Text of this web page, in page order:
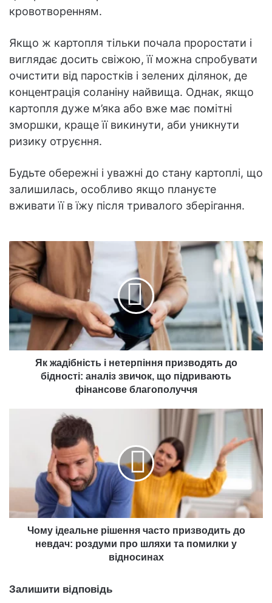
кровотворенням.
Якщо ж картопля тільки почала проростати і
виглядає досить свіжою, її можна спробувати
очистити від паростків і зелених ділянок, де
концентрація соланіну найвища. Однак, якщо
картопля дуже м’яка або вже має помітні
зморшки, краще її викинути, аби уникнути
ризику отруєння.
Будьте обережні і уважні до стану картоплі, що
залишилась, особливо якщо плануєте
вживати її в їжу після тривалого зберігання.
Як
жадібність
і
нетерпіння
призводять
до
бідності:
аналіз
звичок,
підривають
Як жадібність і нетерпіння призводять до
бідності: аналіз звичок, що підривають
фінансове благополуччя
призводить
невдач:
роздуми
про
шляхиЧому ідеальне рішення часто призводить до
невдач: роздуми про шляхи та помилки у
відносинах
Залишити відповідь